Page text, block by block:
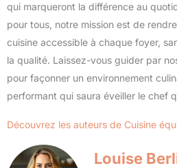
qui marqueront la différence au
pour tous, notre mission est de
cuisine accessible à chaque foyer,
la qualité. Laissez-vous guider par
pour façonner un environnement
performant qui saura éveiller le chef
Découvrez les auteurs de Cuisine
Louise